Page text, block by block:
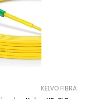
KELVO FIBRA